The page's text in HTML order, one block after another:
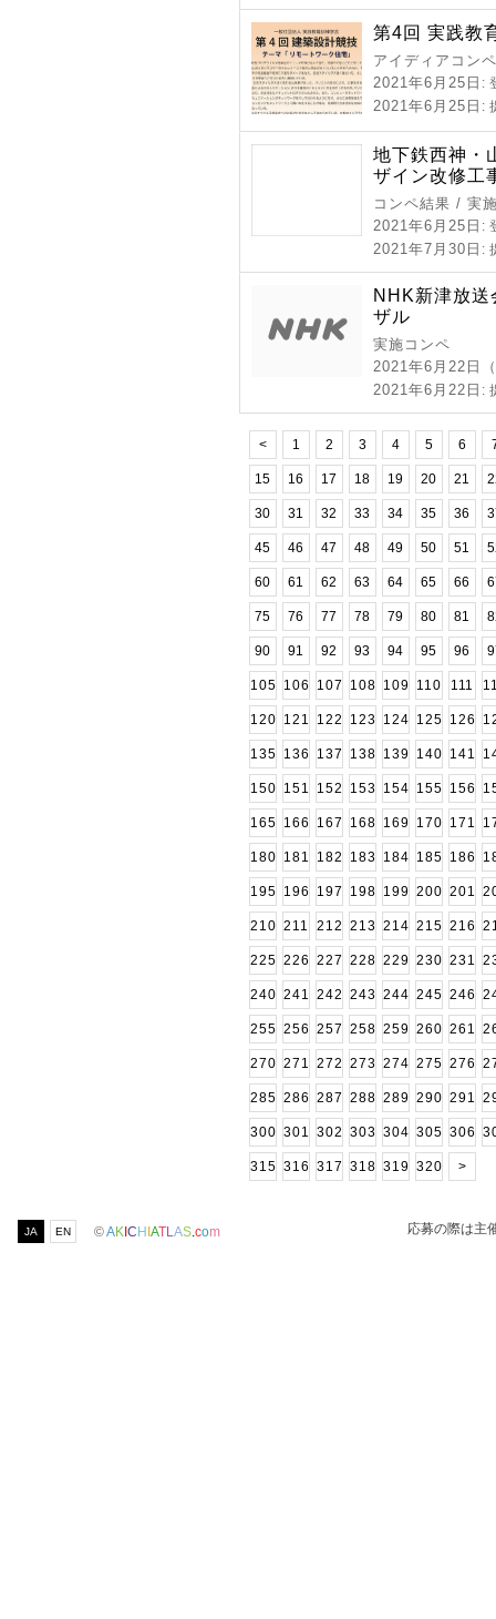
第4回 実践教
アイディアコンペ
2021年6月25日 :
2021年6月25日 :
地下鉄西神・
ザイン改修工
コンペ結果 / 実
2021年6月25日 :
2021年7月30日 :
NHK新津放送
ザル
実施コンペ
2021年6月22日
2021年6月22日 :
< 1 2 3 4 5 6
15 16 17 18 19 20 21
30 31 32 33 34 35 36
45 46 47 48 49 50 51
60 61 62 63 64 65 66
75 76 77 78 79 80 81
90 91 92 93 94 95 96
105 106 107 108 109 110 111
120 121 122 123 124 125 126
135 136 137 138 139 140 141
150 151 152 153 154 155 156
165 166 167 168 169 170 171
180 181 182 183 184 185 186
195 196 197 198 199 200 201
210 211 212 213 214 215 216
225 226 227 228 229 230 231
240 241 242 243 244 245 246
255 256 257 258 259 260 261
270 271 272 273 274 275 276
285 286 287 288 289 290 291
300 301 302 303 304 305 306
315 316 317 318 319 320 >
JA EN ©AK C H ATLAS.com 応募の際は主